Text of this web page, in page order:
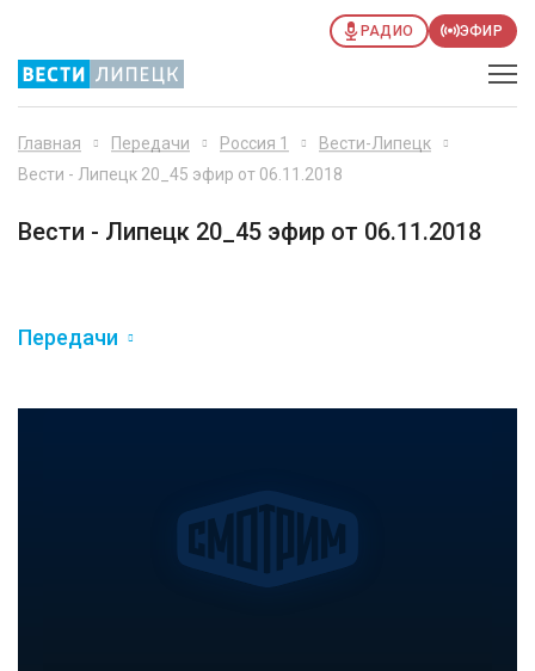
РАДИО ЭФИР
Главная Передачи Россия 1
Вести-Липецк
Вести - Липецк 20_45 эфир от 06.11.2018
Вести - Липецк 20_45 эфир от 06.11.2018
Передачи